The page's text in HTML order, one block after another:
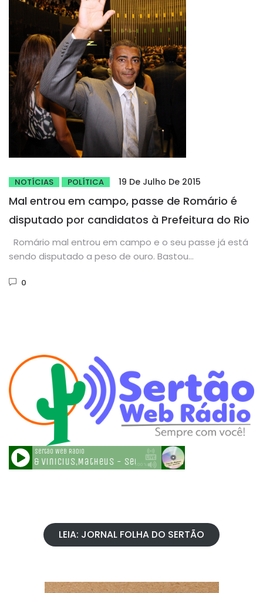
NOTÍCIAS POLÍTICA 19 De Julho De 2015
Mal entrou em campo, passe de Romário é
disputado por candidatos à Prefeitura do Rio
Romário mal entrou em campo e o seu passe já está
sendo disputado a peso de ouro. Bastou...
0
LEIA: JORNAL FOLHA DO SERTÃO